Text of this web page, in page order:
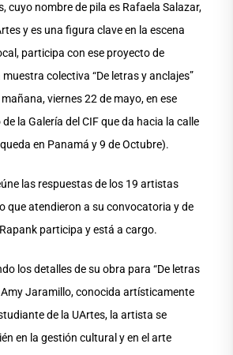
cuyo nombre de pila es Rafaela Salazar,
y es una figura clave en la escena
participa con ese proyecto de
colectiva “De letras y anclajes”
viernes 22 de mayo, en ese
la Galería del CIF que da hacia la calle
en Panamá y 9 de Octubre).
las respuestas de los 19 artistas
que atendieron a su convocatoria y de
participa y está a cargo.
los detalles de su obra para “De letras
Jaramillo, conocida artísticamente
de la UArtes, la artista se
en la gestión cultural y en el arte